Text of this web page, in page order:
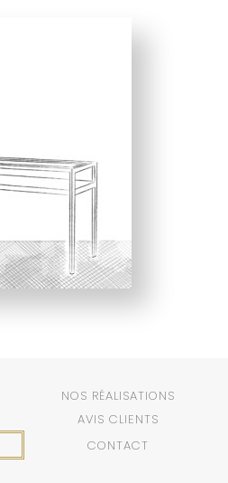
NOS RÉALISATIONS
AVIS CLIENTS
CONTACT